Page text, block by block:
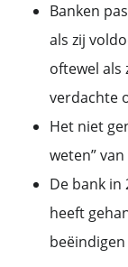
Banken
als zij
oftewel als
verdachte
Het niet
weten”
De bank in
heeft